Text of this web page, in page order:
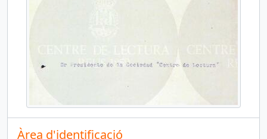
Àrea d'identificació